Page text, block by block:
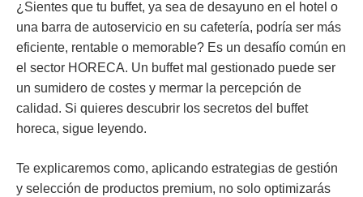
¿Sientes que tu buffet, ya sea de desayuno en el hotel o
una barra de autoservicio en su cafetería, podría ser más
eficiente, rentable o memorable? Es un desafío común en
el sector HORECA. Un buffet mal gestionado puede ser
un sumidero de costes y mermar la percepción de
calidad. Si quieres descubrir los secretos del buffet
horeca, sigue leyendo.
Te explicaremos como, aplicando estrategias de gestión
y selección de productos premium, no solo optimizarás